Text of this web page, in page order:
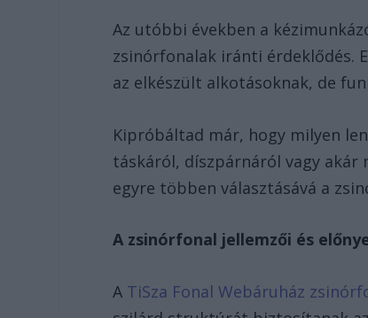
Az utóbbi években a
zsinórfonalak iránti érdeklődés.
az elkészült alkotásoknak, de
Kipróbáltad már, hogy milyen
táskáról, díszpárnáról vagy akár
egyre többen választásává a
A zsinórfonal jellemzői és
A TiSza Fonal Webáruház